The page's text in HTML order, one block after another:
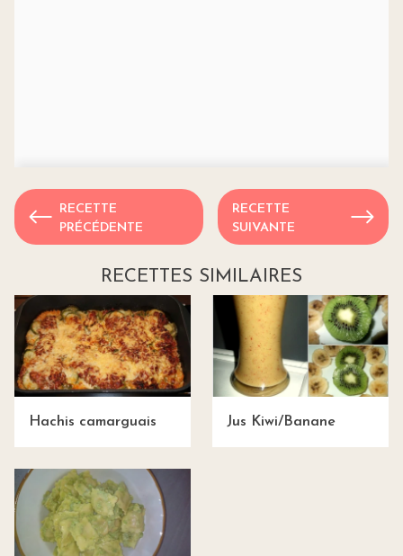
RECETTE
PRÉCÉDENTE
RECETTE
SUIVANTE
RECETTES SIMILAIRES
Hachis camarguais Jus Kiwi/Banane